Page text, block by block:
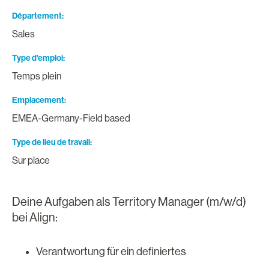
Département
Sales
Type d'emploi
Temps plein
Emplacement
EMEA-Germany-Field based
Type de lieu de travail
Sur place
Deine Aufgaben als Territory Manager (m/w/d)
bei Align:
Verantwortung für ein definiertes